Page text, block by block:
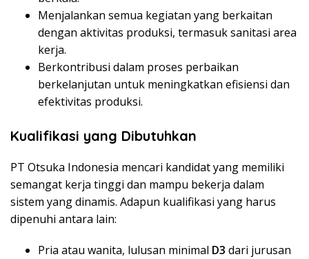
Menjalankan semua kegiatan yang berkaitan
dengan aktivitas produksi, termasuk sanitasi area
kerja.
Berkontribusi dalam proses perbaikan
berkelanjutan untuk meningkatkan efisiensi dan
efektivitas produksi.
Kualifikasi yang Dibutuhkan
PT Otsuka Indonesia mencari kandidat yang memiliki
semangat kerja tinggi dan mampu bekerja dalam
sistem yang dinamis. Adapun kualifikasi yang harus
dipenuhi antara lain:
Pria atau wanita, lulusan minimal D3 dari jurusan